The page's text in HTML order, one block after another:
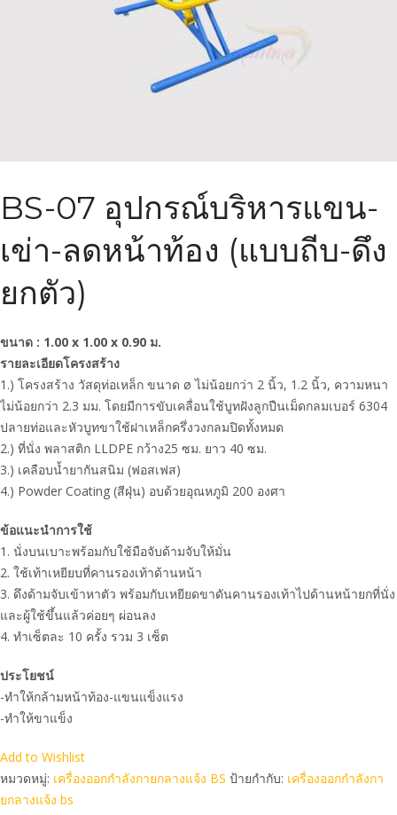
BS-07 อุปกรณ์บริหารแขน-
เข่า-ลดหน้าท้อง (แบบถีบ-ดึง
ยกตัว)
ขนาด : 1.00 x 1.00 x 0.90 ม.
รายละเอียดโครงสร้าง
1.) โครงสร้าง วัสดุท่อเหล็ก ขนาด ø ไม่น้อยกว่า 2 นิ้ว, 1.2 นิ้ว, ความหนา
ไม่น้อยกว่า 2.3 มม. โดยมีการขับเคลื่อนใช้บูทฝังลูกปืนเม็ดกลมเบอร์ 6304
ปลายท่อและหัวบูทขาใช้ฝาเหล็กครึ่งวงกลมปิดทั้งหมด
2.) ที่นั่ง พลาสติก LLDPE กว้าง25 ซม. ยาว 40 ซม.
3.) เคลือบน้ำยากันสนิม (ฟอสเฟส)
4.) Powder Coating (สีฝุ่น) อบด้วยอุณหภูมิ 200 องศา
ข้อแนะนำการใช้
1. นั่งบนเบาะพร้อมกับใช้มือจับด้ามจับให้มั่น
2. ใช้เท้าเหยียบที่คานรองเท้าด้านหน้า
3. ดึงด้ามจับเข้าหาตัว พร้อมกับเหยียดขาดันคานรองเท้าไปด้านหน้ายกที่นั่ง
และผู้ใช้ขึ้นแล้วค่อยๆ ผ่อนลง
4. ทำเซ็ตละ 10 ครั้ง รวม 3 เซ็ต
ประโยชน์
-ทำให้กล้ามหน้าท้อง-แขนแข็งแรง
-ทำให้ขาแข็ง
Add to Wishlist
หมวดหมู่: เครื่องออกกำลังกายกลางแจ้ง BS ป้ายกำกับ: เครื่องออกกําลังกา
ยกลางแจ้ง bs